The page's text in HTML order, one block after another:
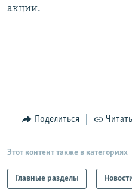
Все сайты РСЕ/РС
акции.
Поделиться
Этот контент также в категориях
Главные разделы